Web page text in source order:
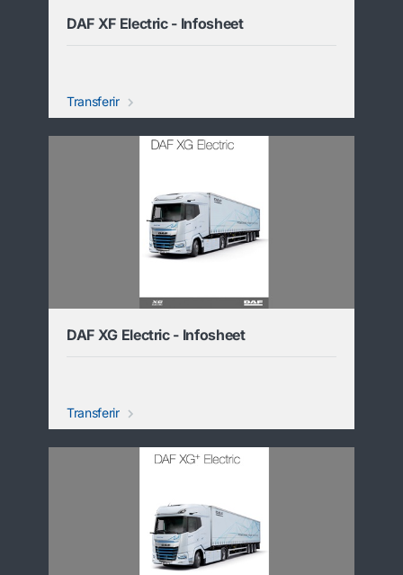
DAF XF Electric - Infosheet
Transferir
DAF XG Electric - Infosheet
Transferir